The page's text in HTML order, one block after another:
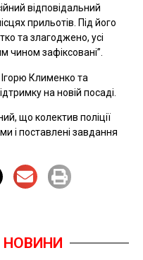
відповідальний
прильотів. Під його
та злагоджено, усі
чином зафіксовані”.
Клименко та
на новій посаді.
що колектив поліції
і поставлені завдання
НОВИНИ